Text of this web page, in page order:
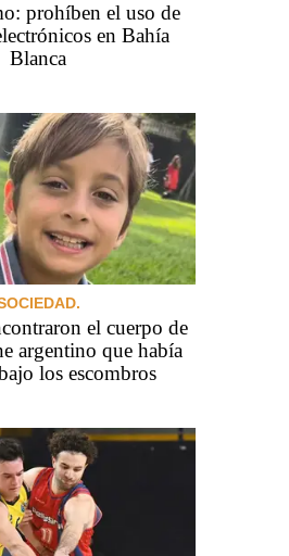
prohíben el uso de
en Bahía
Blanca
el cuerpo de
argentino que había
los escombros